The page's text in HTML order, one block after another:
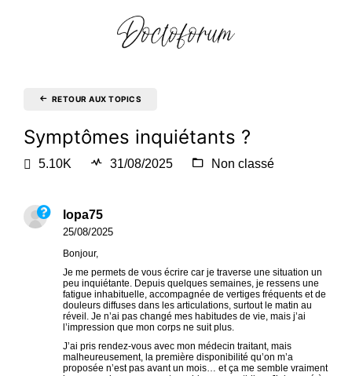
RETOUR AUX TOPICS
Symptômes inquiétants ?
5.10K 31/08/2025 Non classé
lopa75
25/08/2025
Bonjour,
Je me permets de vous écrire car je traverse une situation un
peu inquiétante. Depuis quelques semaines, je ressens une
fatigue inhabituelle, accompagnée de vertiges fréquents et de
douleurs diffuses dans les articulations, surtout le matin au
réveil. Je n’ai pas changé mes habitudes de vie, mais j’ai
l’impression que mon corps ne suit plus.
J’ai pris rendez-vous avec mon médecin traitant, mais
malheureusement, la première disponibilité qu’on m’a
proposée n’est pas avant un mois… et ça me semble vraiment